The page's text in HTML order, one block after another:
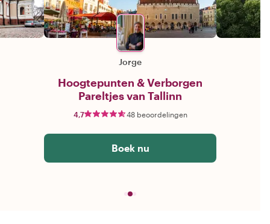
Jorge
Hoogtepunten & Verborgen
Pareltjes van Tallinn
4,7 48 beoordelingen
Boek nu